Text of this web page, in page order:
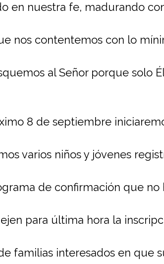
en nuestra fe, madurando
nos contentemos con lo
al Señor porque solo
8 de septiembre
varios niños y jóvenes
de confirmación que no
para última hora la
familias interesados en que